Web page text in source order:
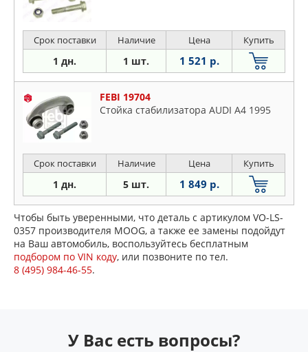
Срок поставки Наличие Цена Купить
1 дн. 1 шт. 1 521 р.
FEBI 19704
Стойка стабилизатора AUDI A4 1995
Срок поставки Наличие Цена Купить
1 дн. 5 шт. 1 849 р.
Чтобы быть уверенными, что деталь с артикулом VO-LS-
0357 производителя MOOG, а также ее замены подойдут
на Ваш автомобиль, воспользуйтесь бесплатным
подбором по VIN коду, или позвоните по тел.
8 (495) 984-46-55.
У Вас есть вопросы?